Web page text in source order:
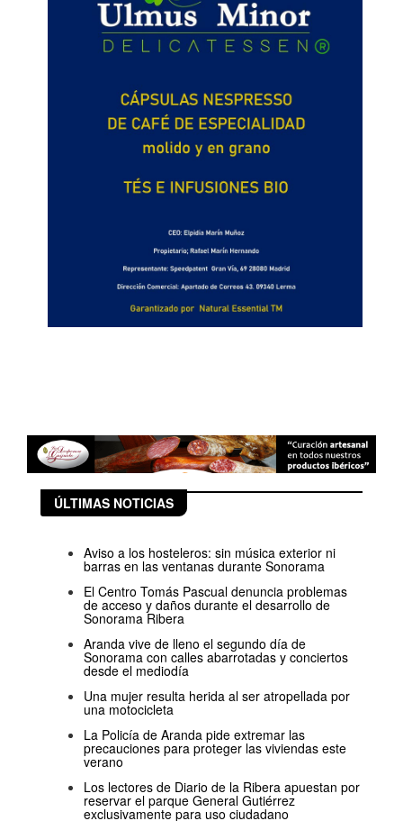
ÚLTIMAS NOTICIAS
Aviso a los hosteleros: sin música exterior ni
barras en las ventanas durante Sonorama
El Centro Tomás Pascual denuncia problemas
de acceso y daños durante el desarrollo de
Sonorama Ribera
Aranda vive de lleno el segundo día de
Sonorama con calles abarrotadas y conciertos
desde el mediodía
Una mujer resulta herida al ser atropellada por
una motocicleta
La Policía de Aranda pide extremar las
precauciones para proteger las viviendas este
verano
Los lectores de Diario de la Ribera apuestan por
reservar el parque General Gutiérrez
exclusivamente para uso ciudadano